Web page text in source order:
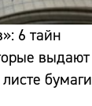
6 тайн
выдают
бумаги